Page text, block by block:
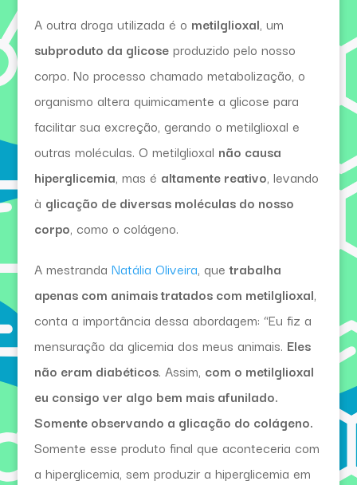
A outra droga utilizada é o metilglioxal, um
subproduto da glicoseproduzido pelo nosso
corpo. No processo chamado metabolização, o
organismo altera quimicamente a glicose para
facilitar sua excreção, gerando o metilglioxal e
outras moléculas. O metilglioxal não causa
hiperglicemia, mas é altamente reativo, levando
à glicação de diversas moléculas do nosso
corpo, como o colágeno.
A mestranda Natália Oliveira, quetrabalha
apenas com animais tratados com metilglioxal,
conta a importância dessa abordagem: “Eu fiz a
mensuração da glicemia dos meus animais. Eles
não eram diabéticos. Assim, com o metilglioxal
eu consigo ver algo bem mais afunilado.
Somente observando a glicação do colágeno.
Somente esse produto final que aconteceria com
a hiperglicemia, sem produzir a hiperglicemia em